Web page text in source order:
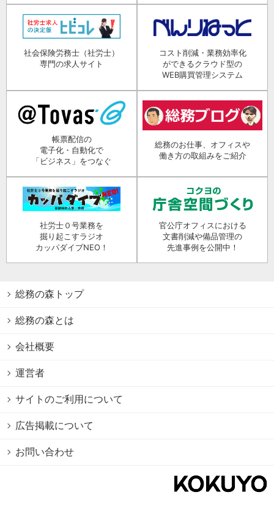
社会保険労務士（社労士）
専門の求人サイト
コスト削減・業務効率化
ができるクラウド型の
WEB購買管理システム
帳票配信の
電子化・自動化で
「ビジネス」をつなぐ
総務のお仕事、オフィスや
働き方の取組みをご紹介
社労士０号業務を
掘り起こすラジオ
カッパダイブNEO！
官公庁オフィスにおける
文書削減や備品管理の
先進事例を公開中！
総務の森トップ
総務の森とは
会社概要
運営者
サイトのご利用について
広告掲載について
お問い合わせ